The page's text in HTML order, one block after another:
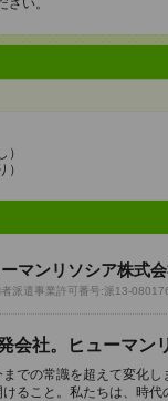
い。
ーマンリソシア株式
派遣事業許可番号:派13-
会社。ヒューマン
での常識を超えて変化し
ること。私たちは、時